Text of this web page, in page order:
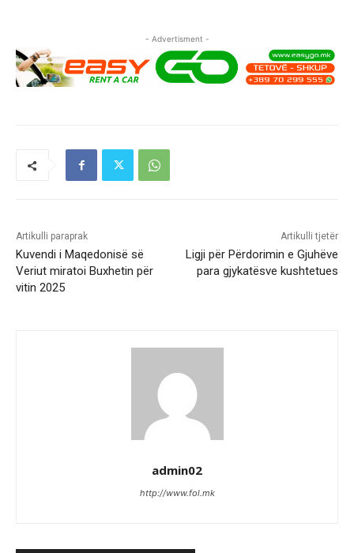
- Advertisment -
Artikulli paraprak
Kuvendi i Maqedonisë së
Veriut miratoi Buxhetin për
vitin 2025
Artikulli tjetër
Ligji për Përdorimin e Gjuhëve
para gjykatësve kushtetues
admin02
http://www.fol.mk